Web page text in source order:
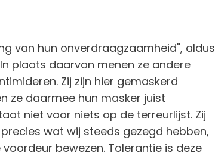
van hun onverdraagzaamheid", aldus
plaats daarvan menen ze andere
Zij zijn hier gemaskerd
ze daarmee hun masker juist
niet voor niets op de terreurlijst. Zij
wat wij steeds gezegd hebben,
bewezen. Tolerantie is deze